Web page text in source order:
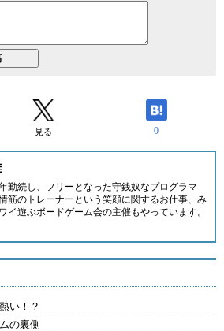
見る 0
勤続し、フリーとなった守銭奴なプログラマ
筋のトレーナーという笑顔に関するお仕事、み
イ遊ぶボードゲーム会の主催もやっています。
い！？
の裏側